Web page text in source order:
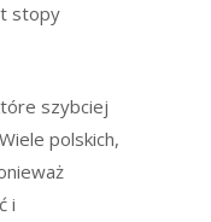
stopy
szybciej
polskich,
i